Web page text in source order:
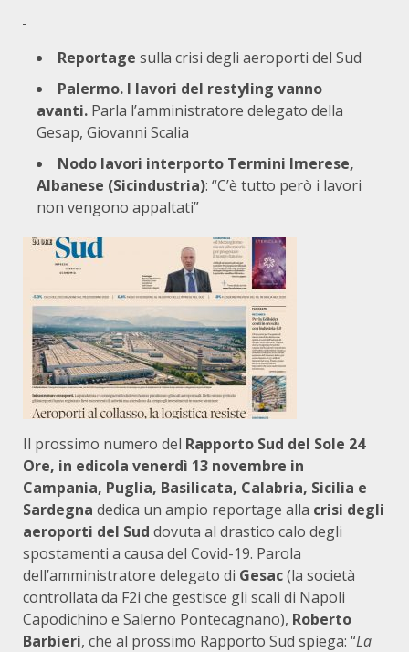
Reportage sulla crisi degli aeroporti del Sud
Palermo. I lavori del restyling vanno
avanti. Parla l’amministratore delegato della
Gesap, Giovanni Scalia
Nodo lavori interporto Termini Imerese,
Albanese (Sicindustria): “C’è tutto però i lavori
non vengono appaltati”
Il prossimo numero del Rapporto Sud del Sole 24
Ore, in edicola venerdì 13 novembre in
Campania, Puglia, Basilicata, Calabria, Sicilia e
Sardegna dedica un ampio reportage alla crisi degli
aeroporti del Sud dovuta al drastico calo degli
spostamenti a causa del Covid-19. Parola
dell’amministratore delegato di Gesac(la società
controllata da F2i che gestisce gli scali di Napoli
Capodichino e Salerno Pontecagnano), Roberto
Barbieri, che al prossimo Rapporto Sud spiega: “La